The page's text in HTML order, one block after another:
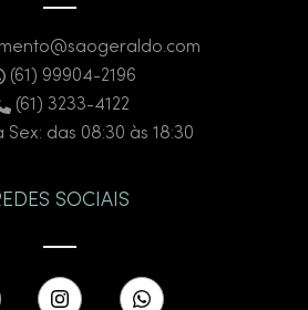
(61) 99904-2196
(61) 3233-4122
Sex: das 08:30 às 18:30
SOCIAIS